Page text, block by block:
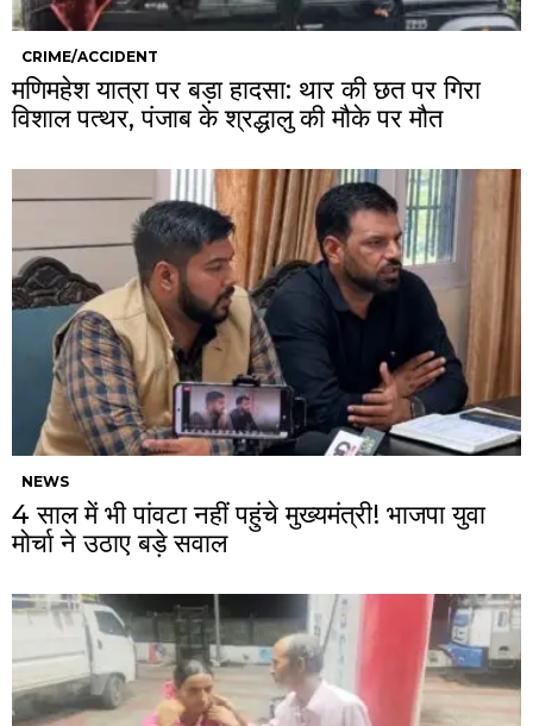
CRIME/ACCIDENT
मणिमहेश यात्रा पर बड़ा हादसा: थार की छत पर गिरा
विशाल पत्थर, पंजाब के श्रद्धालु की मौके पर मौत
NEWS
4 साल में भी पांवटा नहीं पहुंचे मुख्यमंत्री! भाजपा युवा
मोर्चा ने उठाए बड़े सवाल